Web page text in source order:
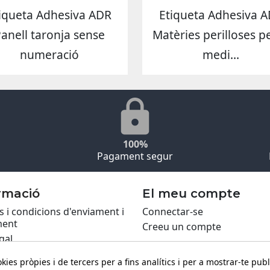
Adhesiva ADR
taronja sense
numeració
Etiqueta Adhesiva
Matèries perilloses
medi...
100%
Pagament segur
i condicions d'enviament i
El meu compte
Connectar-se
Creeu un compte
pròpies i de tercers per a fins analítics i per a mostrar-te